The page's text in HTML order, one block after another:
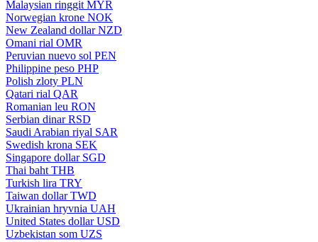
Malaysian ringgit MYR
Norwegian krone NOK
New Zealand dollar NZD
Omani rial OMR
Peruvian nuevo sol PEN
Philippine peso PHP
Polish zloty PLN
Qatari rial QAR
Romanian leu RON
Serbian dinar RSD
Saudi Arabian riyal SAR
Swedish krona SEK
Singapore dollar SGD
Thai baht THB
Turkish lira TRY
Taiwan dollar TWD
Ukrainian hryvnia UAH
United States dollar USD
Uzbekistan som UZS